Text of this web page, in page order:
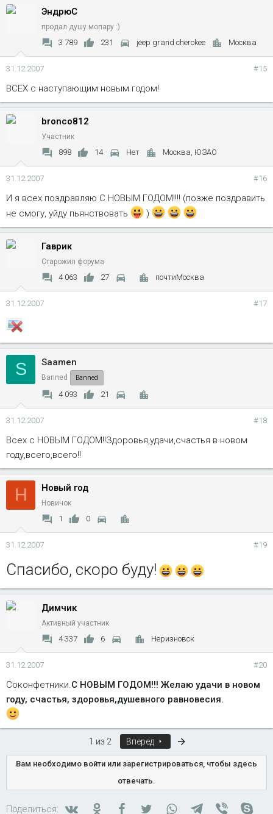
ЭндрюС
продал душу мопару :)
3 789 231 jeep grand cherokee Москва
31.12.2007 #15
ВСЕХ с наступающим новым годом!
bronco812
Участник
898 14 Нет Москва, ЮЗАО
31.12.2007 #16
И я всех поздравляю С НОВЫМ ГОДОМ!!!! (позже поздравить
не смогу, уйду пьянствовать
)
Гаврик
Старожил форума
4 063 27 почтиМосква
31.12.2007 #17
S Saamen
Banned Banned
4 093 21
31.12.2007 #18
Всех с НОВЫМ ГОДОМ!!Здоровья,удачи,счастья в новом
году,всего,всего!!
Н Новый год
Новичок
1 0
31.12.2007 #19
Спасибо, скоро буду!
Димчик
Активный участник
4 337 6 Неризновск
31.12.2007 #20
Соконфетники.С НОВЫМ ГОДОМ!!! Желаю удачи в новом
году, счастья, здоровья,душевного равновесия.
1 из 2 Вперед
Вам необходимо войти или зарегистрироваться, чтобы здесь
отвечать.
Поделиться: ВконтактеОдноклассники
FacebookTwitterWhatsAppTelegram
Viber